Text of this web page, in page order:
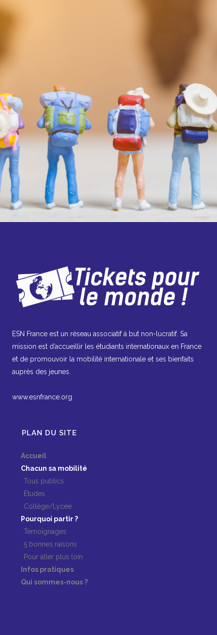
ESN France est un réseau associatif à but non-lucratif. Sa
mission est d’accueillir les étudiants internationaux en France
et de promouvoir la mobilité internationale et ses bienfaits
auprès des jeunes.
www.esnfrance.org
PLAN DU SITE
Accueil
Chacun sa mobilité
Tous publics
Études
Collège/Lycée
Pourquoi partir ?
Témoignages
5 bonnes raisons
Pour aller plus loin
Infos pratiques
Qui sommes-nous ?